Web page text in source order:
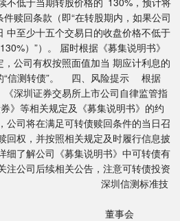
赎回条款（即“在转股期内，如果公司
中至少十五个交易日的收盘价格不低于
）”）。 届时根据《募集说明书》
公司有权按照面值加当 期应计利息的
“信测转债”。 四、风险提示 根据
《深圳证券交易所上市公司自律监管指
等相关规定及《募集说明书》的约
公司将在满足可转债赎回条件的当日召
回权，并按照相关规定及时履行信息披
了解公司《募集说明书》中可转债有
注公司后续相关公告，注意可转债投资
。 深圳信测标准技
会